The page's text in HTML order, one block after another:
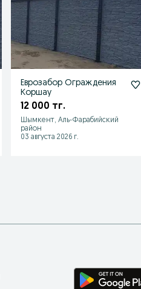
Еврозабор Ограждения
Коршау
12 000 тг.
Шымкент, Аль-Фарабийский
район
03 августа 2026 г.